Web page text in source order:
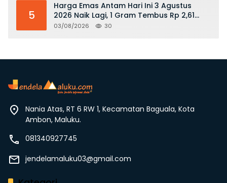
5
Harga Emas Antam Hari Ini 3 Agustus
2026 Naik Lagi, 1 Gram Tembus Rp 2,61
Juta
03/08/2026 30
Nania Atas, RT 6 RW 1, Kecamatan Baguala, Kota
Ambon, Maluku.
081340927745
jendelamaluku03@gmail.com